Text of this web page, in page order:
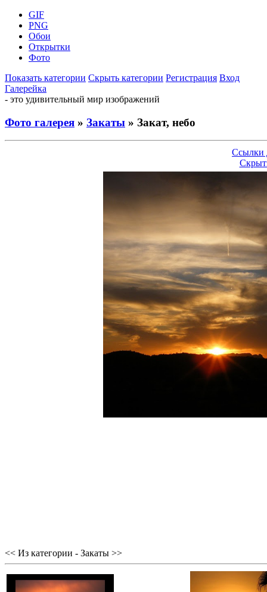
GIF
PNG
Обои
Открытки
Фото
Показать категории Скрыть категории Регистрация Вход
Галерейка
- это удивительный мир изображений
Фото галерея » Закаты » Закат, небо
Ссылки
<< Из категории - Закаты >>